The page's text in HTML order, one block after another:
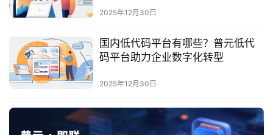
产
品
决
方
案
2025年12月30日
国内低代码平台有哪些？普元低代
码平台助力企业数字化转型
2025年12月30日